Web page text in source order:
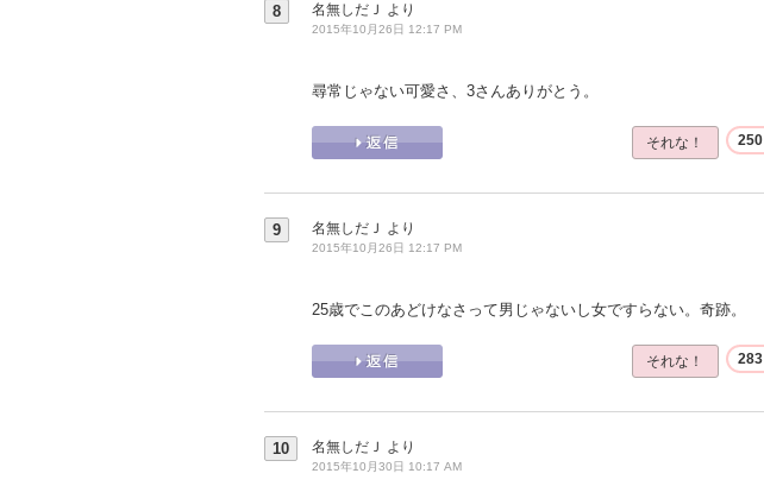
8 名無しだＪ より
2015年10月26日 12:17 PM
尋常じゃない可愛さ、3さんありがとう。
それな！ 250
9 名無しだＪ より
2015年10月26日 12:17 PM
25歳でこのあどけなさって男じゃないし女ですらない。奇跡。
それな！ 283
10 名無しだＪ より
2015年10月30日 10:17 AM